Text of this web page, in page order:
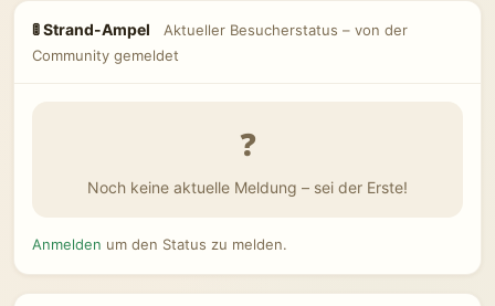
🚦 Strand-Ampel
Aktueller Besucherstatus – von der
Community gemeldet
❓
Noch keine aktuelle Meldung – sei der Erste!
Anmelden um den Status zu melden.